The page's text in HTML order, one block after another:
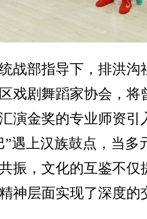
部指导下，排洪沟
戏剧舞蹈家协会，将
演金奖的专业师资引
”遇上汉族鼓点，当多
振，文化的互鉴不仅
神层面实现了深度的